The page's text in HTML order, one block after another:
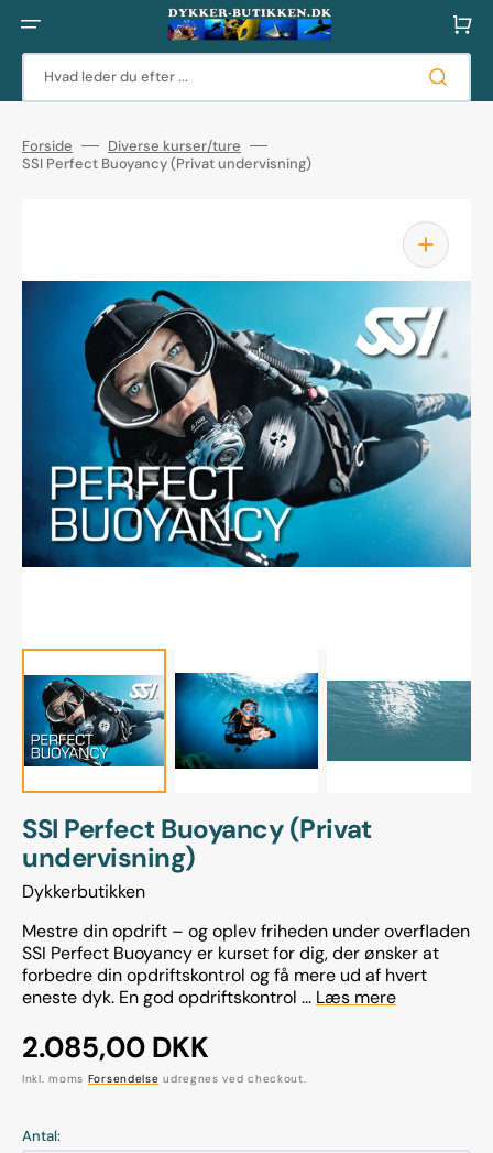
indhold
Hvad leder du efter ...
Forside
Diverse kurser/ture
SSI Perfect Buoyancy (Privat undervisning)
Åbn
mediet
gallerivisning
SSI Perfect Buoyancy (Privat
undervisning)
Dykkerbutikken
Mestre din opdrift – og oplev friheden under overfladen
SSI Perfect Buoyancy er kurset for dig, der ønsker at
forbedre din opdriftskontrol og få mere ud af hvert
eneste dyk. En god opdriftskontrol ... Læs mere
Normalpris
2.085,00 DKK
Inkl. moms Forsendelse udregnes ved checkout.
Antal: